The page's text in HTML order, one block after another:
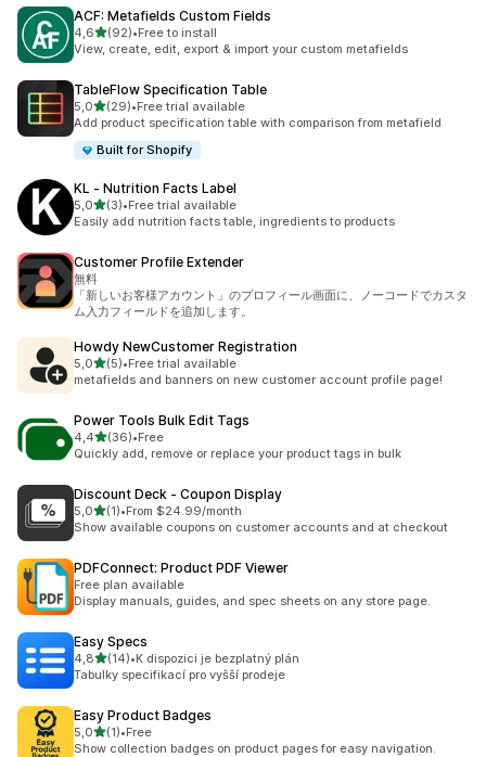
ACF: Metafields Custom Fields
4,6z 5 hvězd
(92)
Celkový počet recenzí: 92
•Free to install
View, create, edit, export & import your custom metafields
TableFlow Specification Table
5,0z 5 hvězd
(29)
Celkový počet recenzí: 29
•Free trial available
Add product specification table with comparison from metafield
Built for Shopify
KL ‑ Nutrition Facts Label
5,0z 5 hvězd
(3)
Celkový počet recenzí: 3
•Free trial available
Easily add nutrition facts table, ingredients to products
Customer Profile Extender
無料
「新しいお客様アカウント」のプロフィール画面に、ノーコードでカスタ
ム入力フィールドを追加します。
Howdy NewCustomer Registration
5,0z 5 hvězd
(5)
Celkový počet recenzí: 5
•Free trial available
metafields and banners on new customer account profile page!
Power Tools Bulk Edit Tags
4,4z 5 hvězd
(36)
Celkový počet recenzí: 36
•Free
Quickly add, remove or replace your product tags in bulk
Discount Deck ‑ Coupon Display
5,0z 5 hvězd
(1)
Celkový počet recenzí: 1
•From $24.99/month
Show available coupons on customer accounts and at checkout
PDFConnect: Product PDF Viewer
Free plan available
Display manuals, guides, and spec sheets on any store page.
Easy Specs
4,8z 5 hvězd
(14)
Celkový počet recenzí: 14
•K dispozici je bezplatný plán
Tabulky specifikací pro vyšší prodeje
Easy Product Badges
5,0z 5 hvězd
(1)
Celkový počet recenzí: 1
•Free
Show collection badges on product pages for easy navigation.